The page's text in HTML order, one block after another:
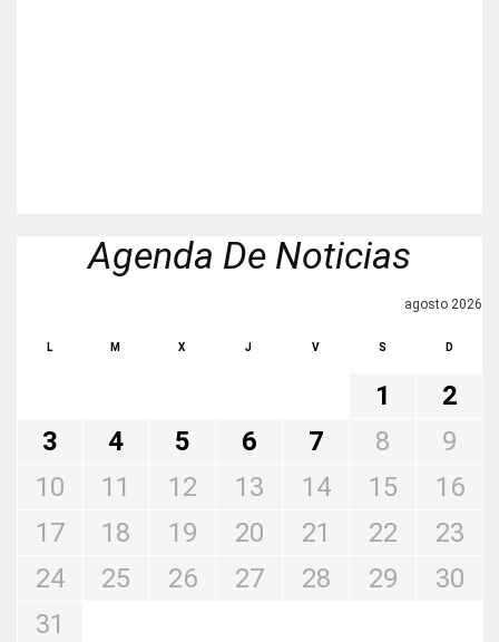
Agenda De Noticias
agosto 2026
L M X J V S D
1
2
3
4 5 6 7 8
9
10
11 12 13 14 15
16
17
18 19 20 21 22
23
24
25 26 27 28 29
30
31